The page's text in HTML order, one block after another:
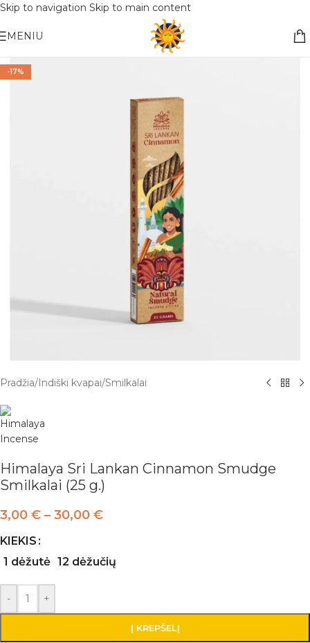
Skip to navigation Skip to main content
Nemokamas pristatymas į paštomatą apsiperkant už 30€!!
MENIU
-17%
Pradžia/Indiški kvapai/Smilkalai
Himalaya Sri Lankan Cinnamon Smudge
Smilkalai (25 g.)
3,00 € – 30,00 €
KIEKIS
1 dėžutė 12 dėžučių
- +
Į KREPŠELĮ